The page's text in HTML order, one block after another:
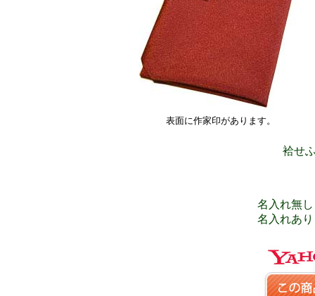
表面に作家印があります。
袷せ
名入れ無
名入れあ